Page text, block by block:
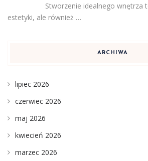
Stworzenie idealnego wnętrza
estetyki, ale również …
ARCHIWA
lipiec 2026
czerwiec 2026
maj 2026
kwiecień 2026
marzec 2026